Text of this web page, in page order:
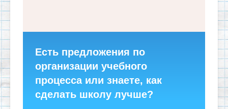
Есть предложения по
организации учебного
процесса или знаете, как
сделать школу лучше?